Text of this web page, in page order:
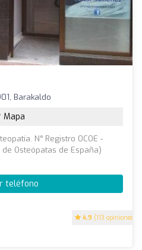
4.9 (113 opiniones)
Barakaldo
Mapa
N° Registro OCOE -
Osteópatas de España)
teléfono